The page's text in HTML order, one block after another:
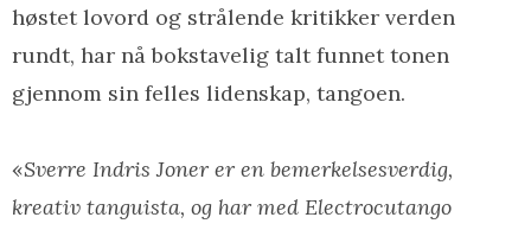
høstet lovord og strålende kritikker verden
rundt, har nå bokstavelig talt funnet tonen
gjennom sin felles lidenskap, tangoen.
«Sverre Indris Joner er en bemerkelsesverdig,
kreativ tanguista, og har med Electrocutango